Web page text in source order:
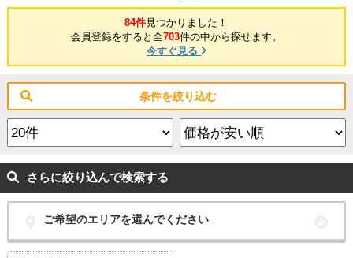
84件見つかりました！
会員登録をすると全703件の中から探せます。
今すぐ見る
条件を絞り込む
さらに絞り込んで検索する
ご希望のエリアを選んでください